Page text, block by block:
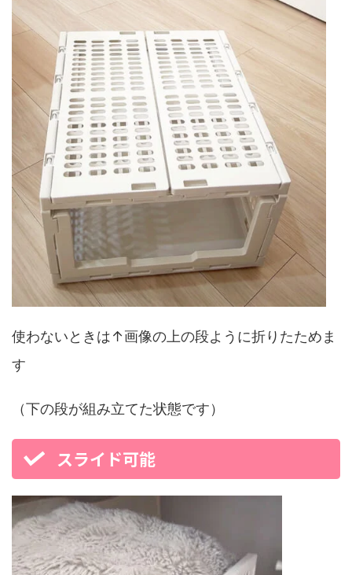
使わないときは↑画像の上の段ように折りたためま
す
（下の段が組み立てた状態です）
スライド可能